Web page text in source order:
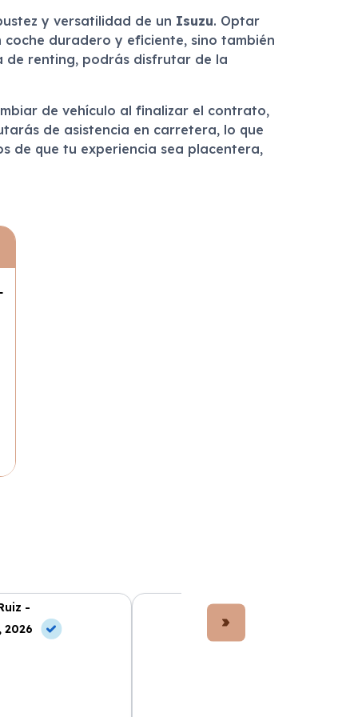
y versatilidad de un Isuzu. Optar
duradero y eficiente, sino también
de renting, podrás disfrutar de la
de vehículo al finalizar el contrato,
de asistencia en carretera, lo que
de que tu experiencia sea placentera,
-
2026
Lucía Fernández -
10 May, 2026